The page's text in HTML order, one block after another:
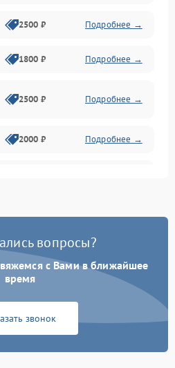
2500 ₽ Подробнее →
1800 ₽ Подробнее →
2500 ₽ Подробнее →
2000 ₽ Подробнее →
2100 ₽ Подробнее →
1700 ₽
вопросы?
с Вами в ближайшее
время
звонок